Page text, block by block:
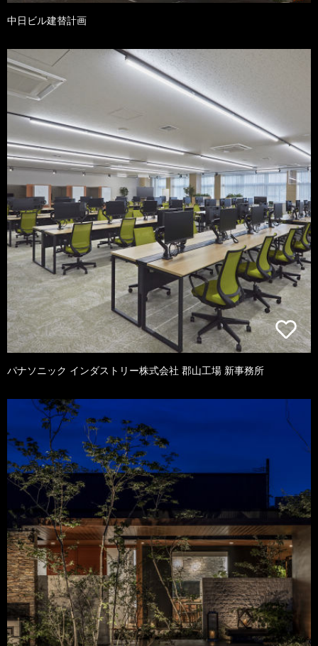
中日ビル建替計画
パナソニック インダストリー株式会社 郡山工場 新事務所